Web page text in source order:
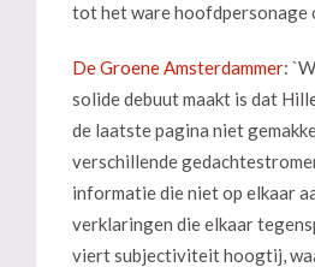
tot het ware hoofdpersonage
De Groene Amsterdammer:
solide debuut maakt is dat
de laatste pagina niet
verschillende
informatie die niet op elkaar
verklaringen die elkaar
viert subjectiviteit hoogtij,